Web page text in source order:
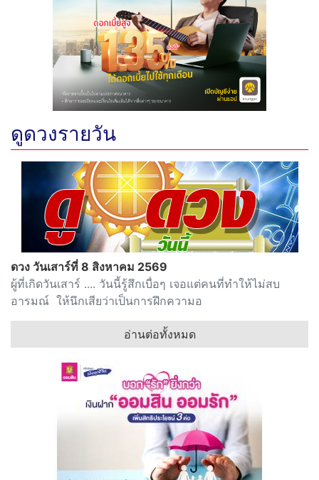
ดูดวงรายวัน
ดวง วันเสาร์ที่ 8 สิงหาคม 2569
ผู้ที่เกิดวันเสาร์ .... วันนี้รู้สึกเบื่อๆ เจอแต่คนที่ทำให้ไม่สบ
อารมณ์ ให้นึกเสียว่าเป็นการฝึกความอ
อ่านต่อทั้งหมด